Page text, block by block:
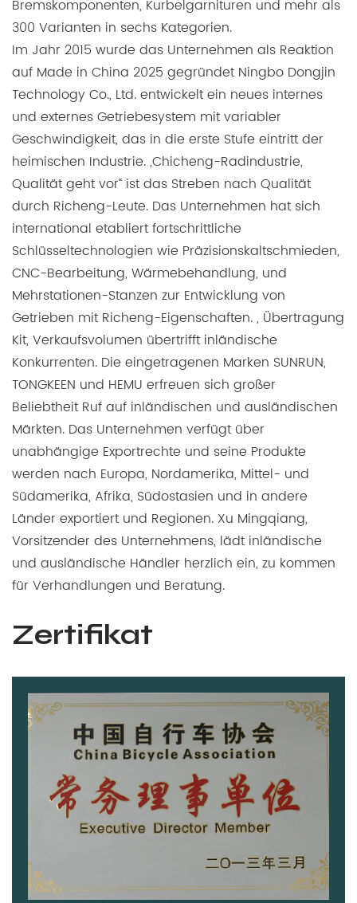
Bremskomponenten, Kurbelgarnituren und mehr als
300 Varianten in sechs Kategorien.
Im Jahr 2015 wurde das Unternehmen als Reaktion
auf Made in China 2025 gegründet Ningbo Dongjin
Technology Co., Ltd. entwickelt ein neues internes
und externes Getriebesystem mit variabler
Geschwindigkeit, das in die erste Stufe eintritt der
heimischen Industrie. „Chicheng-Radindustrie,
Qualität geht vor“ ist das Streben nach Qualität
durch Richeng-Leute. Das Unternehmen hat sich
international etabliert fortschrittliche
Schlüsseltechnologien wie Präzisionskaltschmieden,
CNC-Bearbeitung, Wärmebehandlung, und
Mehrstationen-Stanzen zur Entwicklung von
Getrieben mit Richeng-Eigenschaften. , Übertragung
Kit, Verkaufsvolumen übertrifft inländische
Konkurrenten. Die eingetragenen Marken SUNRUN,
TONGKEEN und HEMU erfreuen sich großer
Beliebtheit Ruf auf inländischen und ausländischen
Märkten. Das Unternehmen verfügt über
unabhängige Exportrechte und seine Produkte
werden nach Europa, Nordamerika, Mittel- und
Südamerika, Afrika, Südostasien und in andere
Länder exportiert und Regionen. Xu Mingqiang,
Vorsitzender des Unternehmens, lädt inländische
und ausländische Händler herzlich ein, zu kommen
für Verhandlungen und Beratung.
Zertifikat